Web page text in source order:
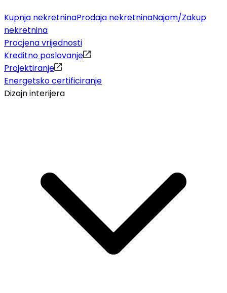
Kupnja nekretninaProdaja nekretninaNajam/Zakup
nekretnina
Procjena vrijednosti
Kreditno poslovanje
Projektiranje
Energetsko certificiranje
Dizajn interijera